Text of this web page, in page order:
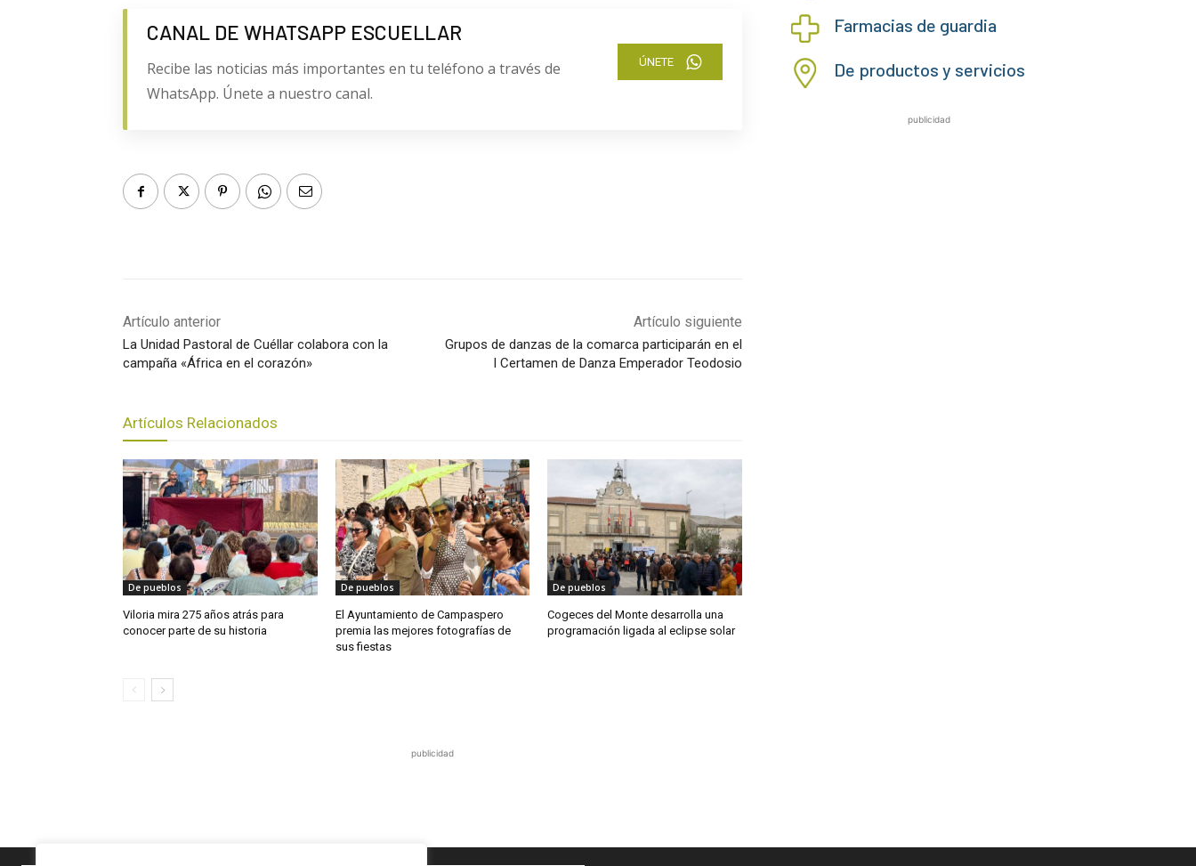
CANAL DE WHATSAPP ESCUELLAR
Recibe las noticias más importantes en tu teléfono a través de
WhatsApp. Únete a nuestro canal.
ÚNETE
Artículo anterior
La Unidad Pastoral de Cuéllar colabora con la
campaña «África en el corazón»
Artículo siguiente
Grupos de danzas de la comarca participarán en el
I Certamen de Danza Emperador Teodosio
Artículos Relacionados
De pueblos
Viloria mira 275 años atrás para
conocer parte de su historia
De pueblos
El Ayuntamiento de Campaspero
premia las mejores fotografías de
sus fiestas
De pueblos
Cogeces del Monte desarrolla una
programación ligada al eclipse solar
publicidad
Farmacias de guardia
De productos y servicios
publicidad